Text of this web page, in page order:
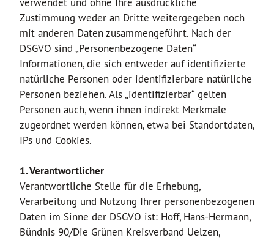
Zustimmung weder an Dritte weitergegeben noch
mit anderen Daten zusammengeführt. Nach der
DSGVO sind „Personenbezogene Daten“
Informationen, die sich entweder auf identifizierte
natürliche Personen oder identifizierbare natürliche
Personen beziehen. Als „identifizierbar“ gelten
Personen auch, wenn ihnen indirekt Merkmale
zugeordnet werden können, etwa bei Standortdaten,
IPs und Cookies.
1. Verantwortlicher
Verantwortliche Stelle für die Erhebung,
Verarbeitung und Nutzung Ihrer personenbezogenen
Daten im Sinne der DSGVO ist: Hoff, Hans-Hermann,
Bündnis 90/Die Grünen Kreisverband Uelzen,